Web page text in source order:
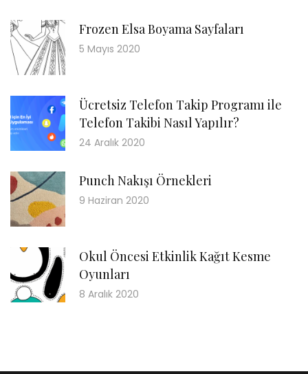
Frozen Elsa Boyama Sayfaları
5 Mayıs 2020
Ücretsiz Telefon Takip Programı ile
Telefon Takibi Nasıl Yapılır?
24 Aralık 2020
Punch Nakışı Örnekleri
9 Haziran 2020
Okul Öncesi Etkinlik Kağıt Kesme
Oyunları
8 Aralık 2020